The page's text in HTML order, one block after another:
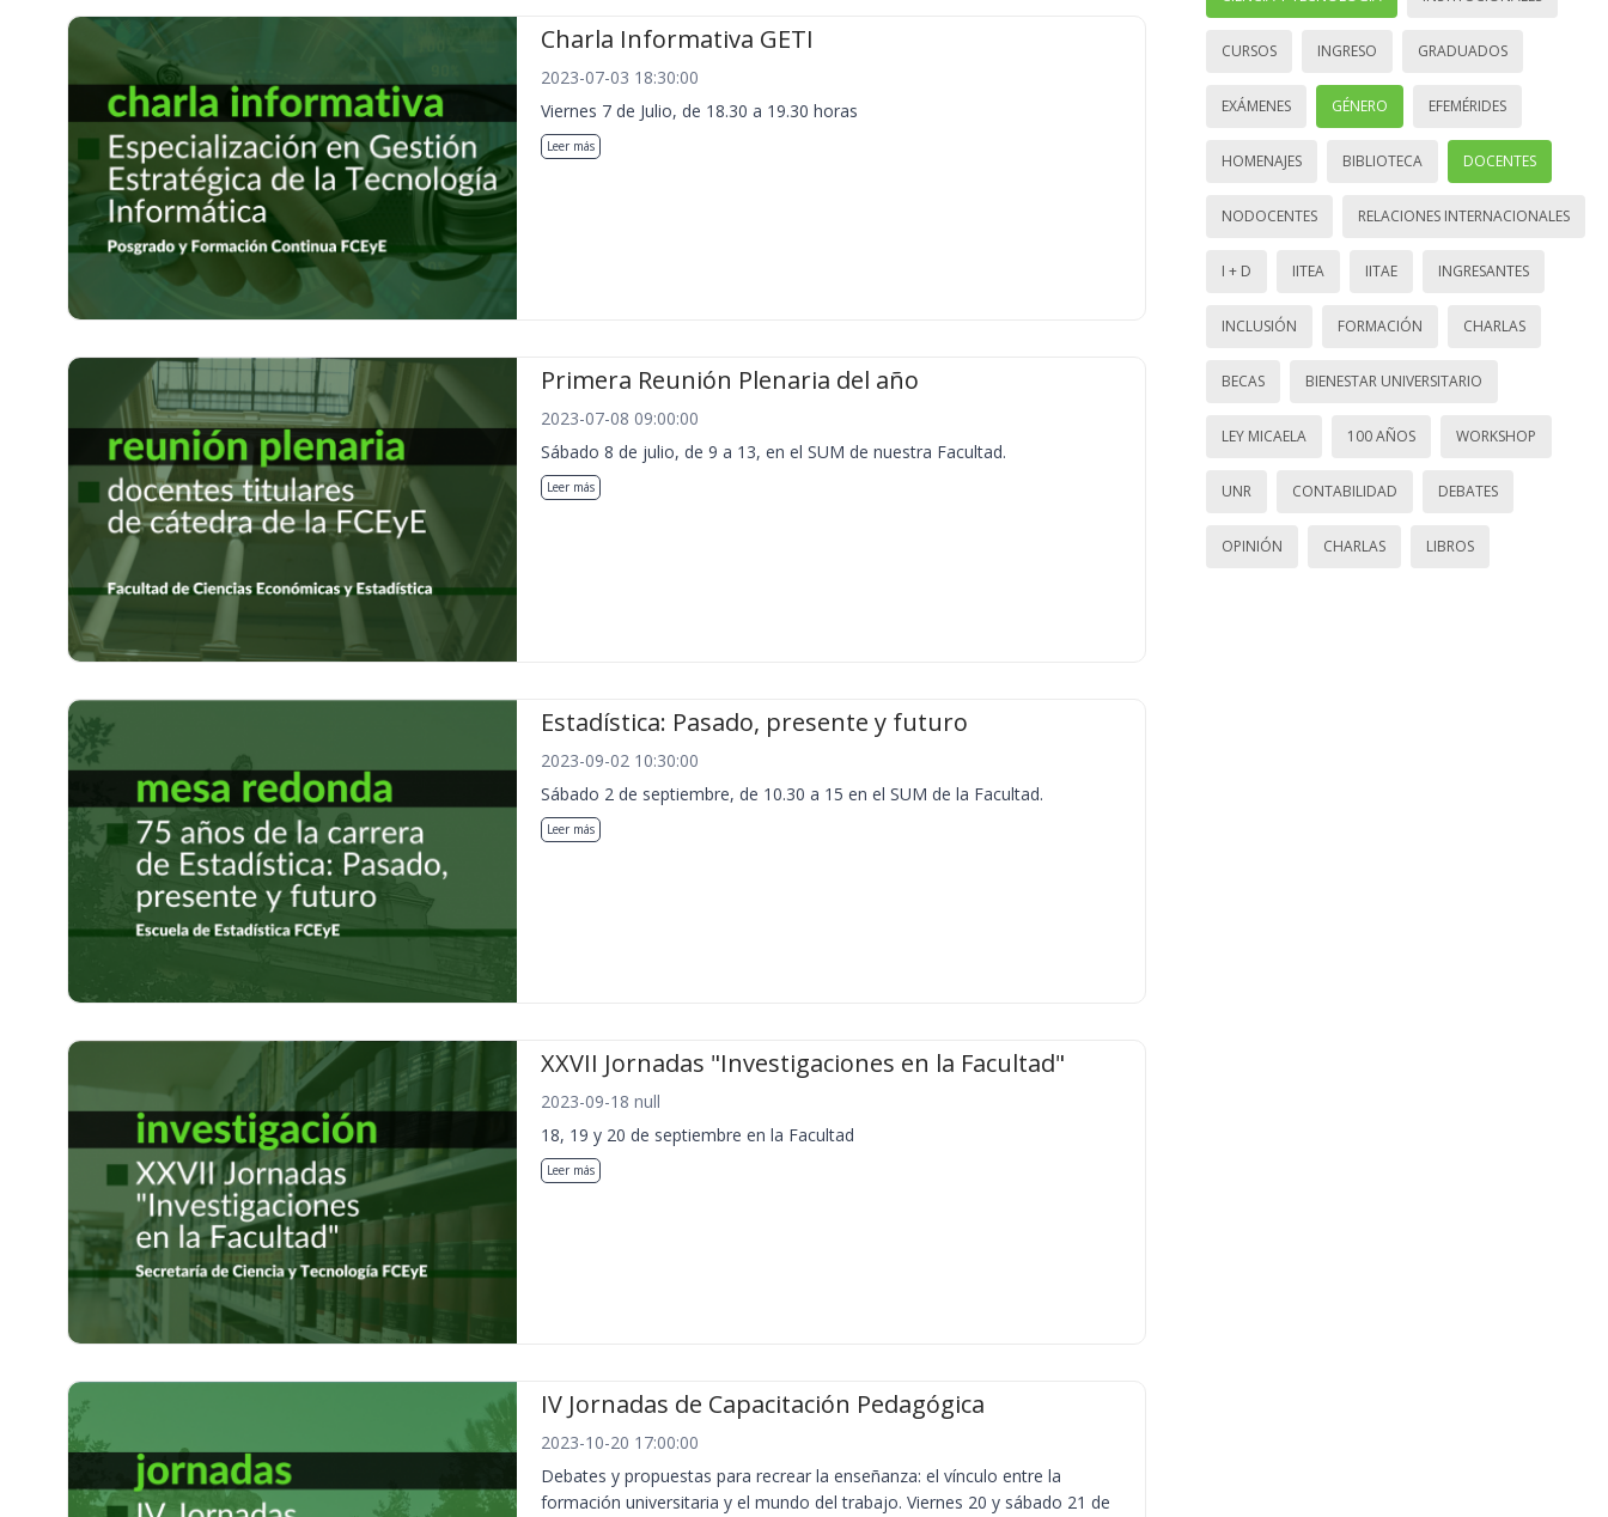
Charla Informativa GETI
2023-07-03 18:30:00
Viernes 7 de Julio, de 18.30 a 19.30 horas
Leer más
Primera Reunión Plenaria del año
2023-07-08 09:00:00
Sábado 8 de julio, de 9 a 13, en el SUM de nuestra Facultad.
Leer más
Estadística: Pasado, presente y futuro
2023-09-02 10:30:00
Sábado 2 de septiembre, de 10.30 a 15 en el SUM de la Facultad.
Leer más
XXVII Jornadas "Investigaciones en la Facultad"
2023-09-18 null
18, 19 y 20 de septiembre en la Facultad
Leer más
IV Jornadas de Capacitación Pedagógica
2023-10-20 17:00:00
Debates y propuestas para recrear la enseñanza: el vínculo entre la
formación universitaria y el mundo del trabajo. Viernes 20 y sábado 21 de
CURSOS INGRESO GRADUADOS
EXÁMENES GÉNERO EFEMÉRIDES
HOMENAJES BIBLIOTECA DOCENTES
NODOCENTES RELACIONES INTERNACIONALES
I + D IITEA IITAE INGRESANTES
INCLUSIÓN FORMACIÓN CHARLAS
BECAS BIENESTAR UNIVERSITARIO
LEY MICAELA 100 AÑOS WORKSHOP
UNR CONTABILIDAD DEBATES
OPINIÓN CHARLAS LIBROS